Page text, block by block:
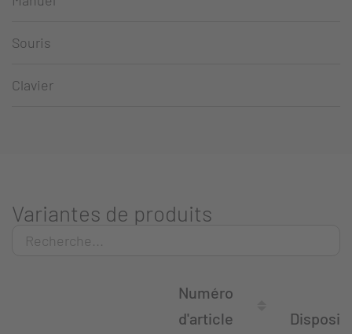
Souris
Clavier
Variantes de produits
Numéro
d'article